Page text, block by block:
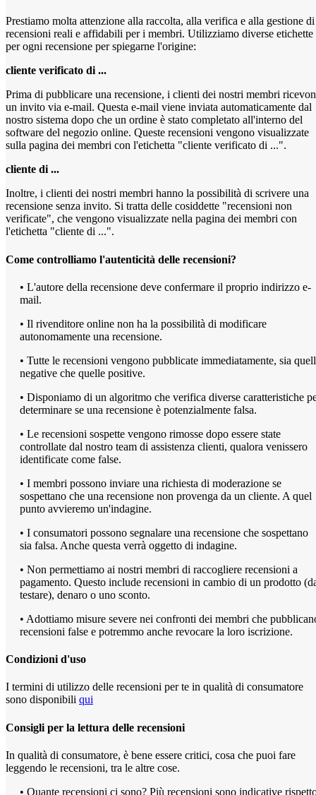
Prestiamo molta attenzione alla raccolta, alla verifica e alla gestione di
recensioni reali e affidabili per i membri. Utilizziamo diverse etichette
per ogni recensione per spiegarne l'origine:
cliente verificato di ...
Prima di pubblicare una recensione, i clienti dei nostri membri
un invito via e-mail. Questa e-mail viene inviata automaticamente dal
nostro sistema dopo che un ordine è stato completato all'interno del
software del negozio online. Queste recensioni vengono visualizzate
sulla pagina dei membri con l'etichetta "cliente verificato di ...".
cliente di ...
Inoltre, i clienti dei nostri membri hanno la possibilità di scrivere una
recensione senza invito. Si tratta delle cosiddette "recensioni non
verificate", che vengono visualizzate nella pagina dei membri con
l'etichetta "cliente di ...".
Come controlliamo l'autenticità delle recensioni?
• L'autore della recensione deve confermare il proprio indirizzo e-
mail.
• Il rivenditore online non ha la possibilità di modificare
autonomamente una recensione.
• Tutte le recensioni vengono pubblicate immediatamente, sia
negative che quelle positive.
• Disponiamo di un algoritmo che verifica diverse caratteristiche
determinare se una recensione è potenzialmente falsa.
• Le recensioni sospette vengono rimosse dopo essere state
controllate dal nostro team di assistenza clienti, qualora venissero
identificate come false.
• I membri possono inviare una richiesta di moderazione se
sospettano che una recensione non provenga da un cliente. A quel
punto avvieremo un'indagine.
• I consumatori possono segnalare una recensione che sospettano
sia falsa. Anche questa verrà oggetto di indagine.
• Non permettiamo ai nostri membri di raccogliere recensioni a
pagamento. Questo include recensioni in cambio di un prodotto
testare), denaro o uno sconto.
• Adottiamo misure severe nei confronti dei membri che
recensioni false e potremmo anche revocare la loro iscrizione.
Condizioni d'uso
I termini di utilizzo delle recensioni per te in qualità di consumatore
sono disponibili qui
Consigli per la lettura delle recensioni
In qualità di consumatore, è bene essere critici, cosa che puoi fare
leggendo le recensioni, tra le altre cose.
• Quante recensioni ci sono? Più recensioni sono indicative